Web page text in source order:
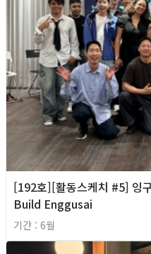
[192호][활동스케치 #5] 잉
Build Enggusai
기간 : 6월